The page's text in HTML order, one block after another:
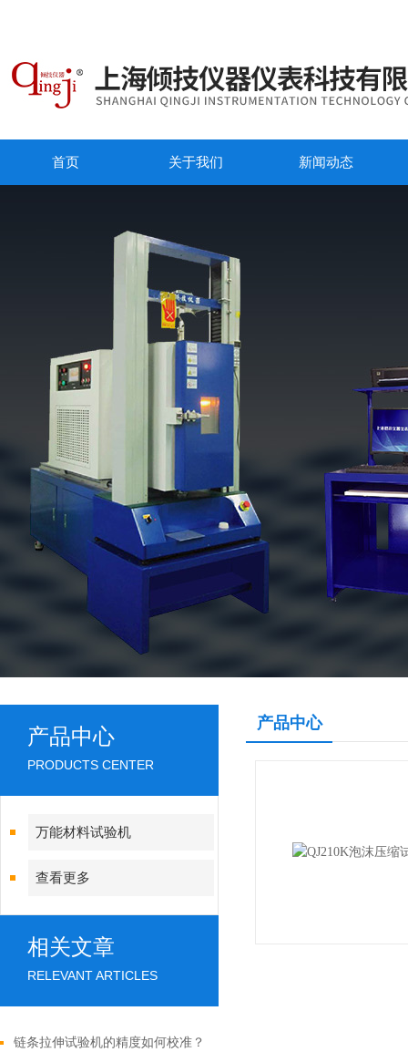
首页 关于我们 新闻动态
产品中心
PRODUCTS CENTER
万能材料试验机
查看更多
相关文章
RELEVANT ARTICLES
链条拉伸试验机的精度如何校准？
产品中心